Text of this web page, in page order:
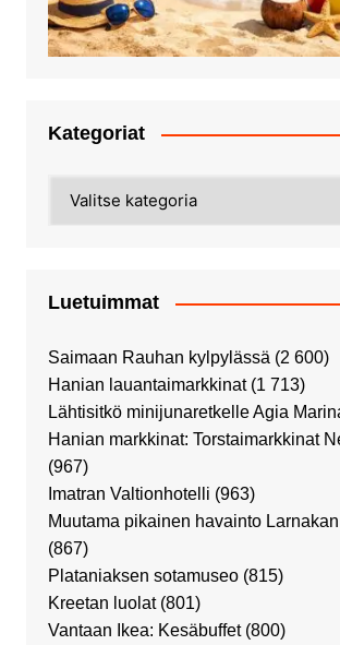
Kategoriat
Luetuimmat
Saimaan Rauhan kylpylässä (2 600)
Hanian lauantaimarkkinat (1 713)
Lähtisitkö minijunaretkelle Agia
Hanian markkinat: Torstaimarkkinat
(967)
Imatran Valtionhotelli (963)
Muutama pikainen havainto
(867)
Plataniaksen sotamuseo (815)
Kreetan luolat (801)
Vantaan Ikea: Kesäbuffet (800)